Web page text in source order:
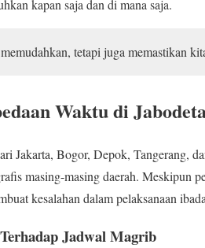
kapan saja dan di mana saja.
tetapi juga memastikan
Waktu di
Jakarta, Bogor, Depok, Tangerang,
masing-masing daerah. Meskipun
kesalahan dalam pelaksanaan
Jadwal Magrib